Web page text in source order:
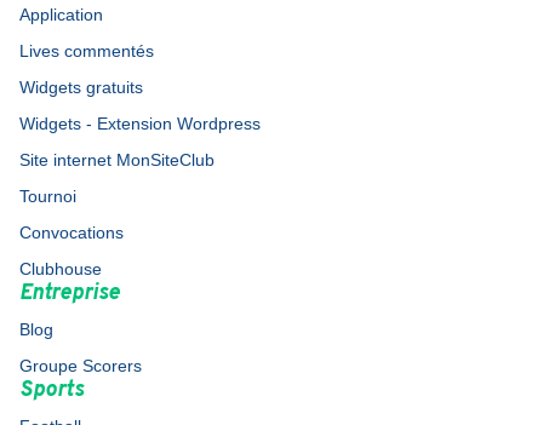
Application
Lives commentés
Widgets gratuits
Widgets - Extension Wordpress
Site internet MonSiteClub
Tournoi
Convocations
Clubhouse
Entreprise
Blog
Groupe Scorers
Sports